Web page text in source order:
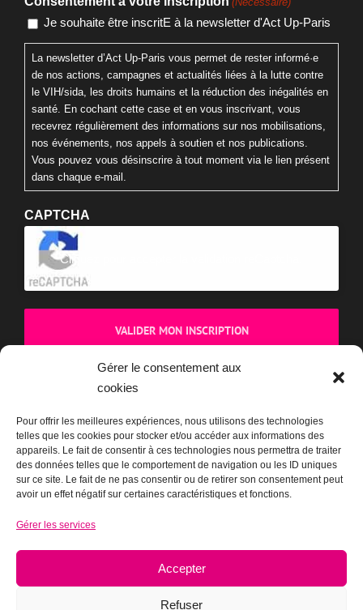
Gérer le consentement aux
cookies
Pour offrir les meilleures expériences, nous utilisons des technologies
telles que les cookies pour stocker et/ou accéder aux informations des
appareils. Le fait de consentir à ces technologies nous permettra de traiter
des données telles que le comportement de navigation ou les ID uniques
sur ce site. Le fait de ne pas consentir ou de retirer son consentement peut
avoir un effet négatif sur certaines caractéristiques et fonctions.
Gérer les services
Accepter
Refuser
Consentement à votre inscription (Nécessaire)
Je souhaite être inscritE à la newsletter d'Act Up-Paris
La newsletter d’Act Up-Paris vous permet de rester informé·e
de nos actions, campagnes et actualités liées à la lutte contre
le VIH/sida, les droits humains et la réduction des inégalités en
santé. En cochant cette case et en vous inscrivant, vous
recevrez régulièrement des informations sur nos mobilisations,
nos événements, nos appels à soutien et nos publications.
Vous pouvez vous désinscrire à tout moment via le lien présent
dans chaque e-mail.
CAPTCHA
Cliquez pour accepter la validation reCaptcha.
BOUTIQUE